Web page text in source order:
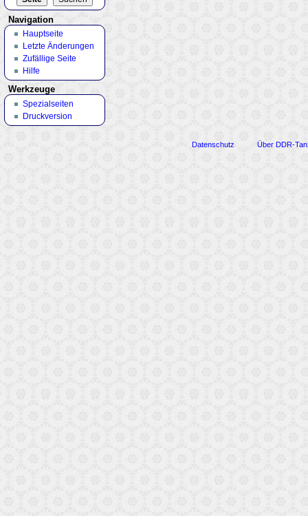
Navigation
Hauptseite
Letzte Änderungen
Zufällige Seite
Hilfe
Werkzeuge
Spezialseiten
Druckversion
Datenschutz Über DDR-